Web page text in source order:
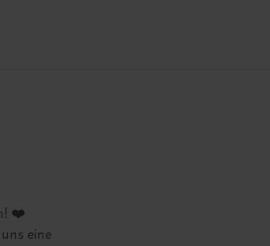
❤️
eine